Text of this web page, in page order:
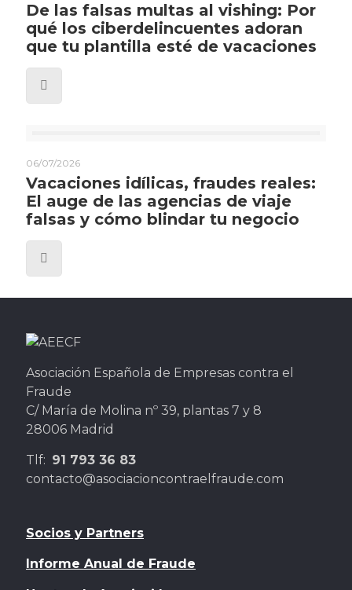
De las falsas multas al vishing: Por
qué los ciberdelincuentes adoran
que tu plantilla esté de vacaciones
06/07/2026
Vacaciones idílicas, fraudes reales:
El auge de las agencias de viaje
falsas y cómo blindar tu negocio
Asociación Española de Empresas contra el
Fraude
C/ María de Molina nº 39, plantas 7 y 8
28006 Madrid
Tlf: 91 793 36 83
contacto@asociacioncontraelfraude.com
Socios y Partners
Informe Anual de Fraude